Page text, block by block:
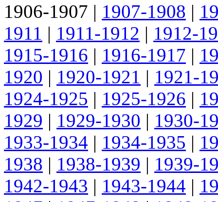
1906-1907 | 1907-1908 |
1911 | 1911-1912 | 1912-
1915-1916 | 1916-1917 |
1920 | 1920-1921 | 1921-
1924-1925 | 1925-1926 |
1929 | 1929-1930 | 1930-
1933-1934 | 1934-1935 |
1938 | 1938-1939 | 1939-
1942-1943 | 1943-1944 |